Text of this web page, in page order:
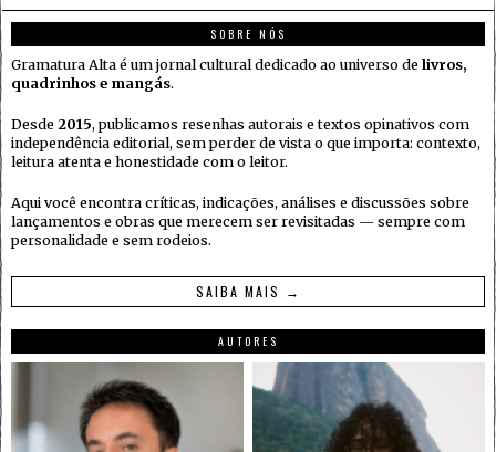
SOBRE NÓS
Gramatura Alta é um jornal cultural dedicado ao universo de livros,
quadrinhos e mangás.
Desde 2015, publicamos resenhas autorais e textos opinativos com
independência editorial, sem perder de vista o que importa: contexto,
leitura atenta e honestidade com o leitor.
Aqui você encontra críticas, indicações, análises e discussões sobre
lançamentos e obras que merecem ser revisitadas — sempre com
personalidade e sem rodeios.
SAIBA MAIS →
AUTORES